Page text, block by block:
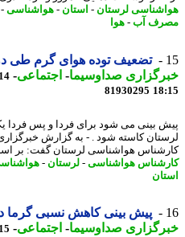
لرستان-استان-هواشناسی-
آب- هوا
تضعیف توده هوای گرم طی دو
صداوسیما-اجتماعی-
81930295
بینی می شود برای فردا و پس فردا یکم
کاسته شود . - به گزارش خبرگزاری
هواشناسی لرستان گفت: بر اساس
هواشناسی-لرستان-هواشناسی-
پیش بینی کاهش نسبی گرما در
صداوسیما-اجتماعی-